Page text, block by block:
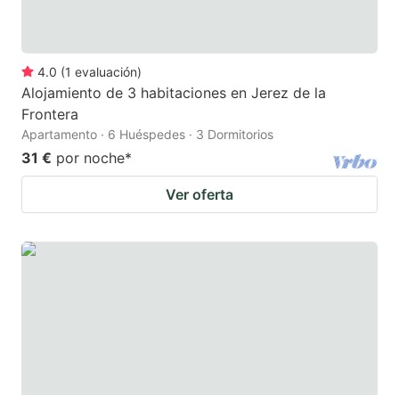
4.0 (1 evaluación)
Alojamiento de 3 habitaciones en Jerez de la
Frontera
Apartamento · 6 Huéspedes · 3 Dormitorios
31 € por noche*
Ver oferta